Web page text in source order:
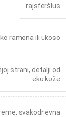
rajsferšlus
ramena ili ukoso
strani, detalji od
eko kože
, svakodnevna